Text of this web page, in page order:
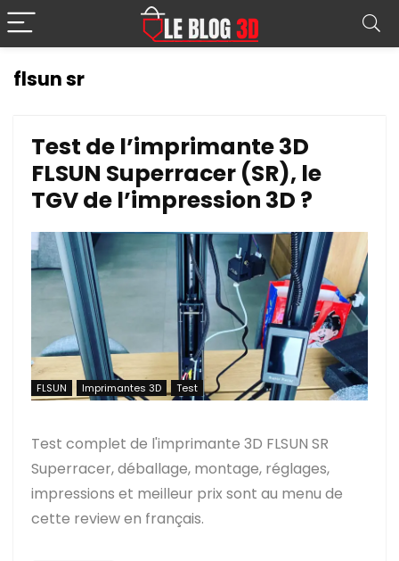
flsun sr
Test de l’imprimante 3D
FLSUN Superracer (SR), le
TGV de l’impression 3D ?
FLSUN Imprimantes 3D Test
Test complet de l'imprimante 3D FLSUN SR
Superracer, déballage, montage, réglages,
impressions et meilleur prix sont au menu de
cette review en français.